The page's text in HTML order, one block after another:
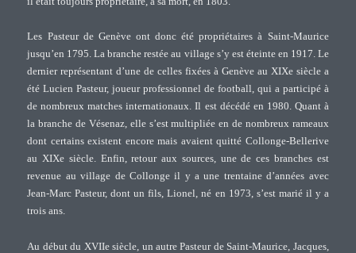
Les Pasteur de Genève ont donc été propriétaires à Saint-Maurice
jusqu’en 1795. La branche restée au village s’y est éteinte en 1917. Le
dernier représentant d’une de celles fixées à Genève au XIXe siècle a
été Lucien Pasteur, joueur professionnel de football, qui a participé à
de nombreux matches internationaux. Il est décédé en 1980. Quant à
la branche de Vésenaz, elle s’est multipliée en de nombreux rameaux
dont certains existent encore mais avaient quitté Collonge-Bellerive
au XIXe siècle. Enfin, retour aux sources, une de ces branches est
revenue au village de Collonge il y a une trentaine d’années avec
Jean-Marc Pasteur, dont un fils, Lionel, né en 1973, s’est marié il y a
trois ans.
Au début du XVIIe siècle, un autre Pasteur de Saint-Maurice, Jacques,